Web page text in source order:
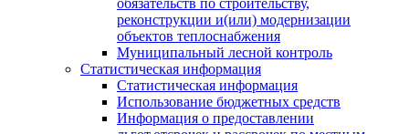
обязательств по строительству,
реконструкции и(или) модернизации
объектов теплоснабжения
Муниципальный лесной контроль
Статистическая информация
Статистическая информация
Использование бюджетных средств
Информация о предоставлении